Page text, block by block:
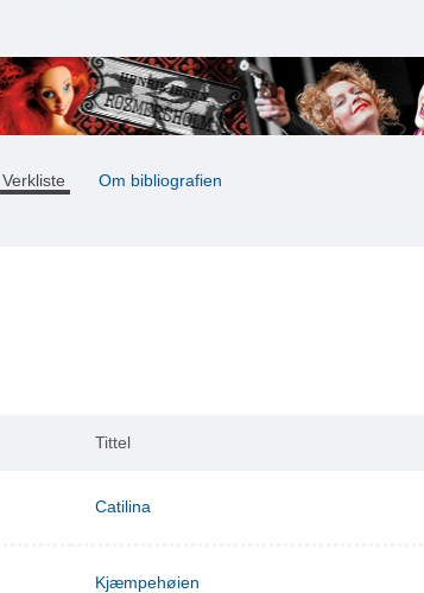
Verkliste Om bibliografien
Tittel
Catilina
Kjæmpehøien